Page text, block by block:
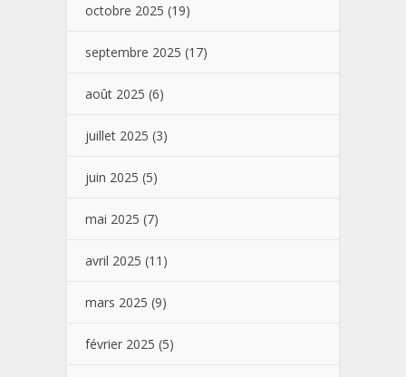
octobre 2025 (19)
septembre 2025 (17)
août 2025 (6)
juillet 2025 (3)
juin 2025 (5)
mai 2025 (7)
avril 2025 (11)
mars 2025 (9)
février 2025 (5)